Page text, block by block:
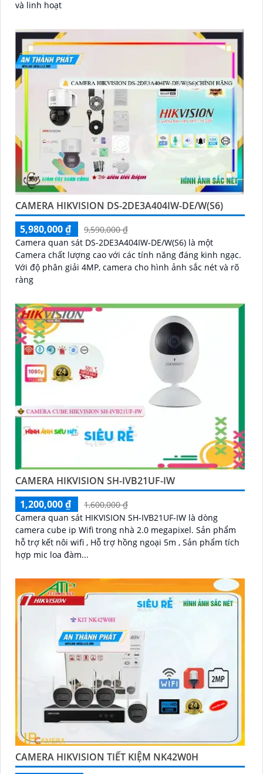
và linh hoạt
CAMERA HIKVISION DS-2DE3A404IW-DE/W(S6)
5,980,000 ₫
9,590,000 ₫
Camera quan sát DS-2DE3A404IW-DE/W(S6) là một
Camera chất lượng cao với các tính năng đáng kinh ngạc.
Với độ phân giải 4MP, camera cho hình ảnh sắc nét và rõ
ràng
CAMERA HIKVISION SH-IVB21UF-IW
1,200,000 ₫
1,600,000 ₫
Camera quan sát HIKVISION SH-IVB21UF-IW là dòng
camera cube ip Wifi trong nhà 2.0 megapixel. Sản phẩm
hỗ trợ kết nôi wifi , Hỗ trợ hồng ngoại 5m , Sản phẩm tích
hợp mic loa đàm...
CAMERA HIKVISION TIẾT KIỆM NK42W0H